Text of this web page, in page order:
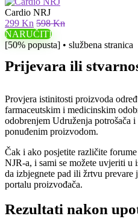
Cardio NRJ
299 Kn 598 Kn
NARUČITI
[50% popusta] • službena stranica
Prijevara ili
Provjera istinitosti proizvoda
farmaceutskim i medicinskim
odobrenjem Udruženja potrošača
ponuđenim proizvodom.
Čak i ako posjetite različite
NJR-a, i sami se možete uvjeriti u
da izbjegnete pad ili žrtvu
portalu proizvođača.
Rezultati nakon